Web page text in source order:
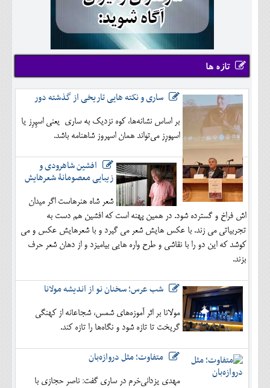
تازه ها
ساری و نکته هایی تاریخی از گذشته دور
بر اساس نشانه‌ها، کوه نزدیک به ساری یعنی اسپِرِز یا
اسپورِز می‌تواند همان اسپروز شاهنامه باشد.
افشین شاهرودی و
زیبایی معصومانۀ شعرهایش
شعر شاه هنرهاست اگر میدان
اش فراخ و گسترده شود. در همین پهنه است که افشین هم دست به
تجربیاتی می زند. با عکس هایش شعر می گیرد و با شعرهایش عکس و می
کوشد که این دو را با نقاشی و طرح واره هایی بیامیزد و از دهان شعر حرف
بزند.
شب عرس؛ سخنان نو از اندیشه مولانا
مولانا بر اثر آموزه‌های شمس، شجاعانه از کهنگی
گریخت تا تازه شود و نگاه‌ها را تازه کند.
متفاوت؛ مثل دروازه‌بان
مهدی یزدانی‌خرم در ساری گفت: ناصر حجازی با